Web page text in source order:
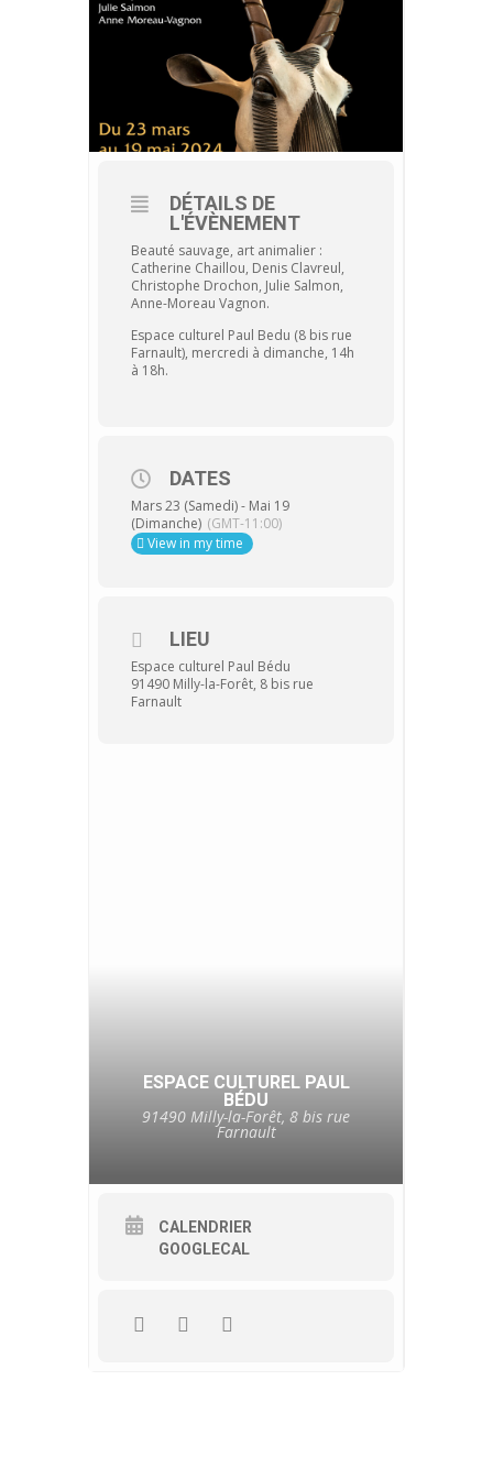
DÉTAILS DE
L'ÉVÈNEMENT
Beauté sauvage, art animalier :
Catherine Chaillou, Denis Clavreul,
Christophe Drochon, Julie Salmon,
Anne-Moreau Vagnon.
Espace culturel Paul Bedu (8 bis rue
Farnault), mercredi à dimanche, 14h
à 18h.
DATES
Mars 23 (Samedi) - Mai 19
(Dimanche) (GMT-11:00)
View in my time
LIEU
Espace culturel Paul Bédu
91490 Milly-la-Forêt, 8 bis rue
Farnault
ESPACE CULTUREL PAUL
BÉDU
91490 Milly-la-Forêt, 8 bis rue
Farnault
CALENDRIER
GOOGLECAL